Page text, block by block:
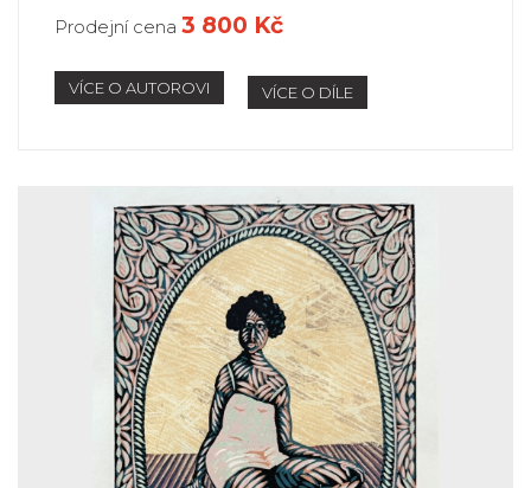
Prodejní cena 3 800 Kč
VÍCE O AUTOROVI VÍCE O DÍLE